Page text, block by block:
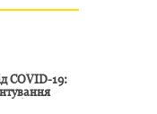
COVID-19:
від